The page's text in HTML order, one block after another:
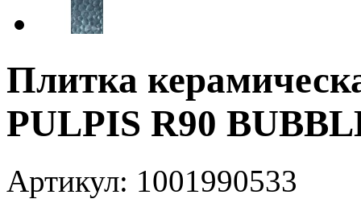
Плитка
PULPIS R90
Артикул: 1001990533